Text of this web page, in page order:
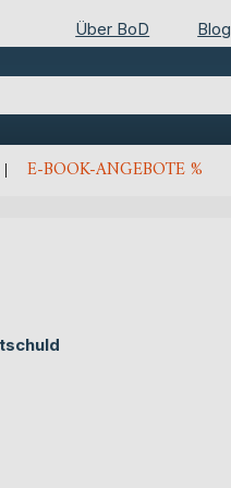
Über BoD Blog
E-BOOK-ANGEBOTE %